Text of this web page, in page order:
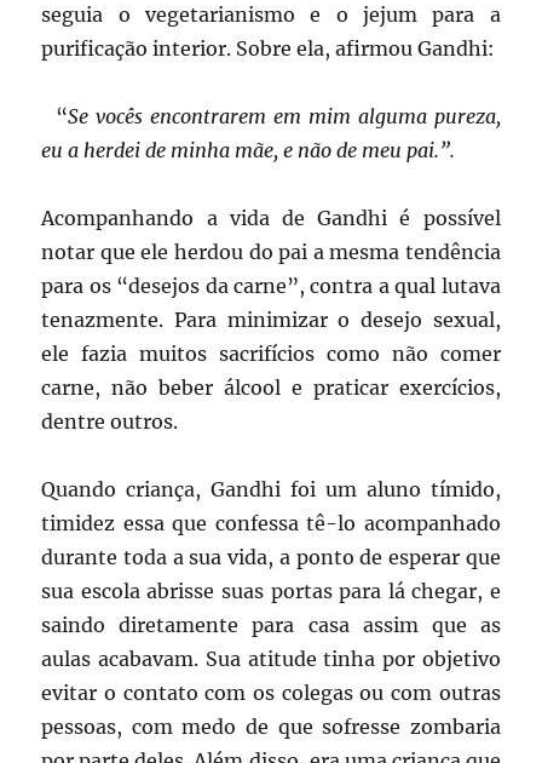
seguia o vegetarianismo e o jejum para a
purificação interior. Sobre ela, afirmou Gandhi:
“Se vocês encontrarem em mim alguma pureza,
eu a herdei de minha mãe, e não de meu pai.”.
Acompanhando a vida de Gandhi é possível
notar que ele herdou do pai a mesma tendência
para os “desejos da carne”, contra a qual lutava
tenazmente. Para minimizar o desejo sexual,
ele fazia muitos sacrifícios como não comer
carne, não beber álcool e praticar exercícios,
dentre outros.
Quando criança, Gandhi foi um aluno tímido,
timidez essa que confessa tê-lo acompanhado
durante toda a sua vida, a ponto de esperar que
sua escola abrisse suas portas para lá chegar, e
saindo diretamente para casa assim que as
aulas acabavam. Sua atitude tinha por objetivo
evitar o contato com os colegas ou com outras
pessoas, com medo de que sofresse zombaria